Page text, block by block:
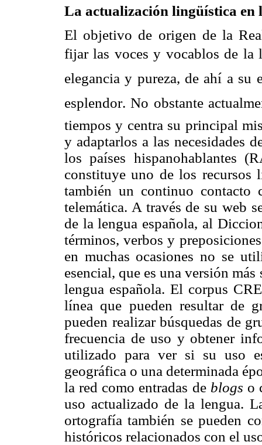
La actualización lingüística en
El objetivo de origen de la
fijar las voces y vocablos de la
elegancia y pureza, de ahí a
esplendor. No obstante
tiempos y centra su principal
y adaptarlos a las necesidades
los países hispanohablantes
constituye uno de los recursos
también un continuo contacto
telemática. A través de su web
de la lengua española, al
términos, verbos y
en muchas ocasiones no se
esencial, que es una versión
lengua española. El corpus
línea que pueden resultar de
pueden realizar búsquedas de
frecuencia de uso y obtener
utilizado para ver si su uso
geográfica o una determinada
la red como entradas de blogs o
uso actualizado de la lengua.
ortografía también se pueden
históricos relacionados con el